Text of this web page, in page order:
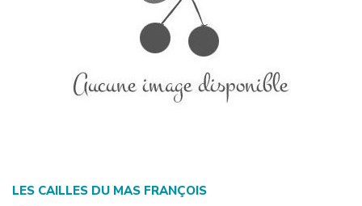
LES CAILLES DU MAS FRANÇOIS